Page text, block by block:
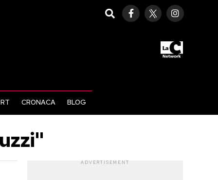
CRONACA BLOG
ADVERTISEMENT